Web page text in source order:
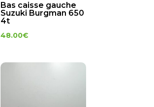
Bas caisse gauche
Suzuki Burgman 650
4t
48.00€